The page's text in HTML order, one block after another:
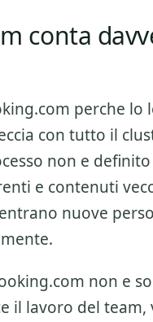
conta
perche lo
con tutto il
non e
e contenuti
nuove
non e
il lavoro del team,